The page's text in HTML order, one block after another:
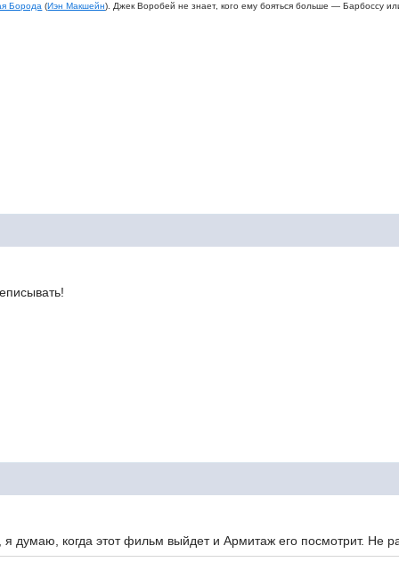
Борода (Иэн Макшейн). Джек Воробей не знает, кого ему бояться больше — Барбоссу
думаю, когда этот фильм выйдет и Армитаж его посмотрит. Не